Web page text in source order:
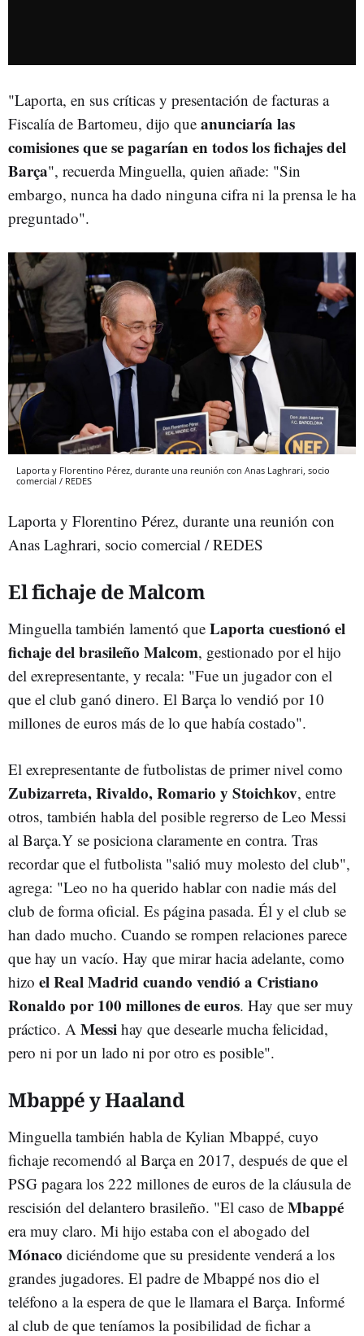
"Laporta, en sus críticas y presentación de facturas a
Fiscalía de Bartomeu, dijo que anunciaría las
comisiones que se pagarían en todos los fichajes del
Barça", recuerda Minguella, quien añade: "Sin
embargo, nunca ha dado ninguna cifra ni la prensa le ha
preguntado".
Laporta y Florentino Pérez, durante una reunión con Anas Laghrari, socio
comercial / REDES
Laporta y Florentino Pérez, durante una reunión con
Anas Laghrari, socio comercial / REDES
El fichaje de Malcom
Minguella también lamentó que Laporta cuestionó el
fichaje del brasileño Malcom, gestionado por el hijo
del exrepresentante, y recala: "Fue un jugador con el
que el club ganó dinero. El Barça lo vendió por 10
millones de euros más de lo que había costado".
El exrepresentante de futbolistas de primer nivel como
Zubizarreta, Rivaldo, Romario y Stoichkov, entre
otros, también habla del posible regrerso de Leo Messi
al Barça.Y se posiciona claramente en contra. Tras
recordar que el futbolista "salió muy molesto del club",
agrega: "Leo no ha querido hablar con nadie más del
club de forma oficial. Es página pasada. Él y el club se
han dado mucho. Cuando se rompen relaciones parece
que hay un vacío. Hay que mirar hacia adelante, como
hizo el Real Madrid cuando vendió a Cristiano
Ronaldo por 100 millones de euros. Hay que ser muy
práctico. A Messi hay que desearle mucha felicidad,
pero ni por un lado ni por otro es posible".
Mbappé y Haaland
Minguella también habla de Kylian Mbappé, cuyo
fichaje recomendó al Barça en 2017, después de que el
PSG pagara los 222 millones de euros de la cláusula de
rescisión del delantero brasileño. "El caso de Mbappé
era muy claro. Mi hijo estaba con el abogado del
Mónaco diciéndome que su presidente venderá a los
grandes jugadores. El padre de Mbappé nos dio el
teléfono a la espera de que le llamara el Barça. Informé
al club de que teníamos la posibilidad de fichar a